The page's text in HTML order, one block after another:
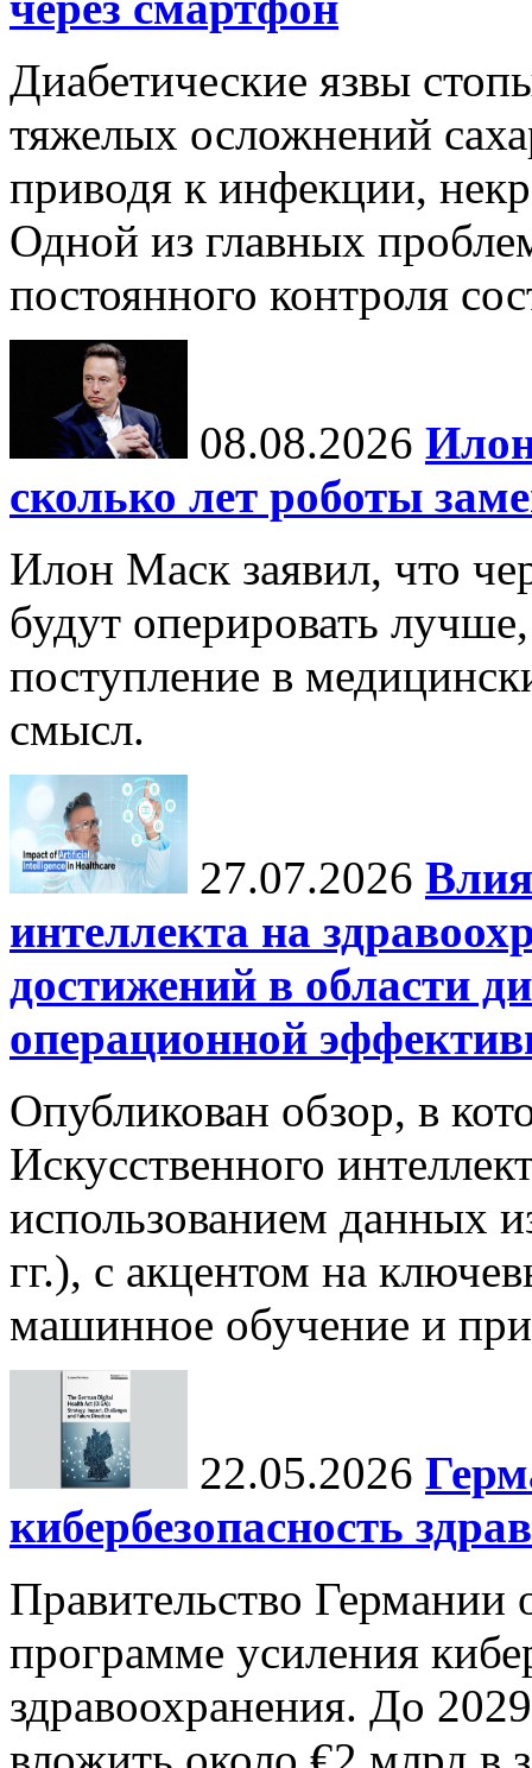
Диабетические язвы
тяжелых осложнений
приводя к инфекции,
Одной из главных
постоянного контроля
08.08.2026
сколько лет роботы
Илон Маск заявил, что
будут оперировать
поступление в
смысл.
27.07.2026
интеллекта на
достижений в области
операционной
Опубликован обзор, в
Искусственного
использованием данных
гг.), с акцентом на
машинное обучение и
22.05.2026
кибербезопасность
Правительство
программе усиления
здравоохранения. До